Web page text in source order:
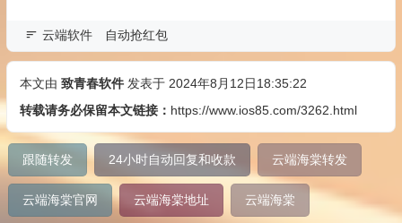
云端软件 自动抢红包
本文由 致青春软件发表于 2024年8月12日18:35:22
转载请务必保留本文链接： https://www.ios85.com/3262.html
跟随转发 24小时自动回复和收款 云端海棠转发
云端海棠官网 云端海棠地址 云端海棠